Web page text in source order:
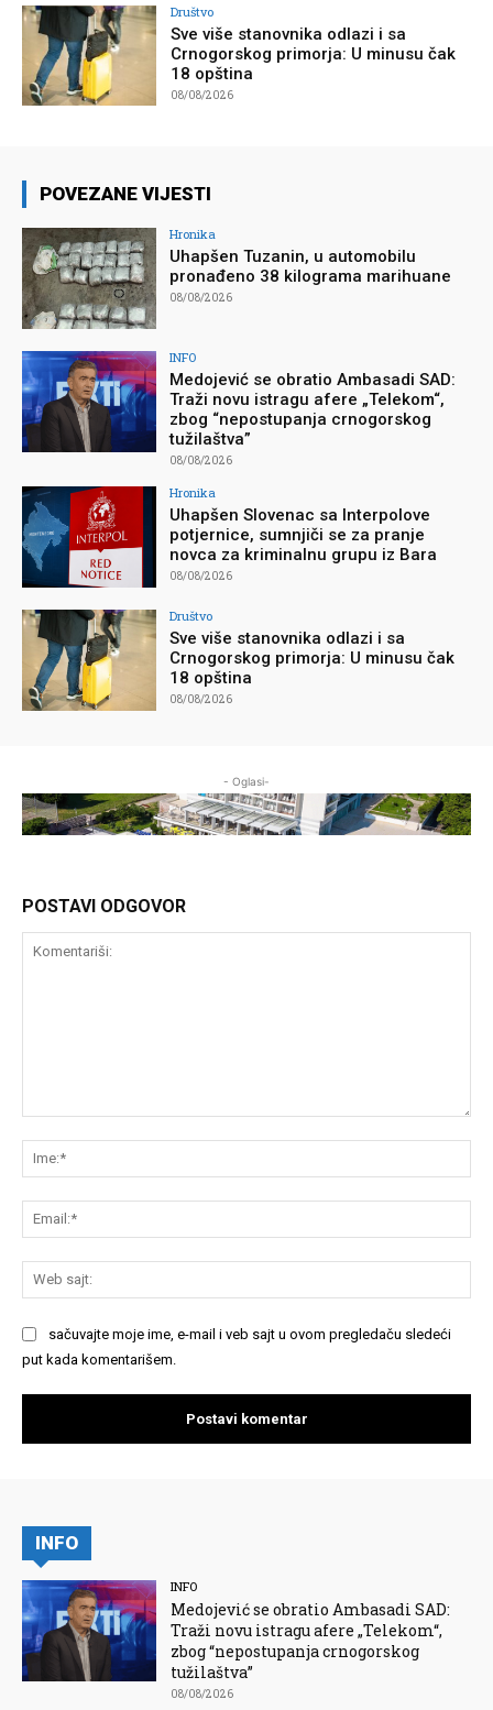
Društvo
Sve više stanovnika odlazi i sa
Crnogorskog primorja: U minusu čak
18 opština
08/08/2026
POVEZANE VIJESTI
Hronika
Uhapšen Tuzanin, u automobilu
pronađeno 38 kilograma marihuane
08/08/2026
INFO
Medojević se obratio Ambasadi SAD:
Traži novu istragu afere „Telekom“,
zbog “nepostupanja crnogorskog
tužilaštva”
08/08/2026
Hronika
Uhapšen Slovenac sa Interpolove
potjernice, sumnjiči se za pranje
novca za kriminalnu grupu iz Bara
08/08/2026
Društvo
Sve više stanovnika odlazi i sa
Crnogorskog primorja: U minusu čak
18 opština
08/08/2026
- Oglasi-
POSTAVI ODGOVOR
sačuvajte moje ime, e-mail i veb sajt u ovom pregledaču sledeći
put kada komentarišem.
INFO
INFO
Medojević se obratio Ambasadi SAD:
Traži novu istragu afere „Telekom“,
zbog “nepostupanja crnogorskog
tužilaštva”
08/08/2026